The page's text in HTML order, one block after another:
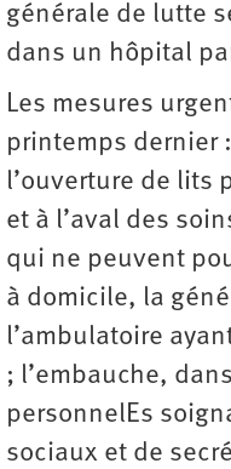
générale de lutte
dans un hôpital
Les mesures
printemps dernier
l’ouverture de lits
et à l’aval des
qui ne peuvent
à domicile, la
l’ambulatoire
; l’embauche,
personnelEs
sociaux et de